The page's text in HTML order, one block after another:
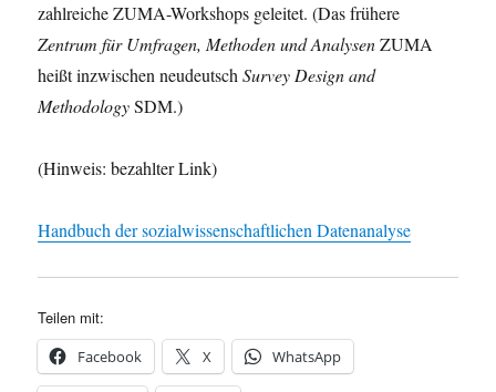
zahlreiche ZUMA-Workshops geleitet. (Das frühere
Zentrum für Umfragen, Methoden und AnalysenZUMA
heißt inzwischen neudeutschSurvey Design and
MethodologySDM.)
(Hinweis: bezahlter Link)
Handbuch der sozialwissenschaftlichen Datenanalyse
Teilen mit:
Facebook X WhatsApp